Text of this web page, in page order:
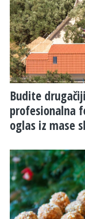
Budite
profesionalna
oglas iz mase